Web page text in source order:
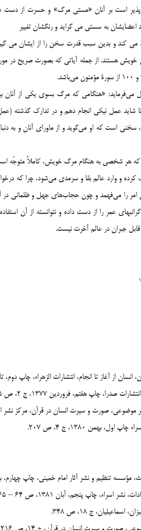
است بر آنان «مستي مرگ» و حسرت از دست
به سستي مي گرايد و رنگشان تغيير
خويش هستند. از جمله آياتي كه بصورت صريح در
مي‌فرمايد: «هنگامي كه مرگ بسوي يكي از آنان
تا شايد عمل نيكي انجام دهم و در تدارك گذشته
است كه او مي‌گويد و از ماوراي آنان و به
كه هر شخصي به هنگام مرگ خويش، كاملاً‌ متوجّه
كرده و وارد عالم بقا و سرمدي مي‌شود، چرا كه
امر را مي‌فهمد و چون حجاب‌هاي جهل و ظلماني
عمر را از دست داده و نتوانسته از آن
جبران در عالم آخرت نيست.
چاپ هفتم، فروردين 1377، ج 2، ص 505.
بهمن 1380، ج 4، ص 207.
چاپ پنجم، آبان 1381، ص 64 – 65.
ج 18، ص 348.